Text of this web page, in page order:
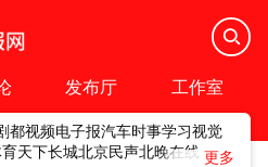
发布厅 工作室
都视频电子报汽车时事学习视觉
天下长城北京民声北晚在线